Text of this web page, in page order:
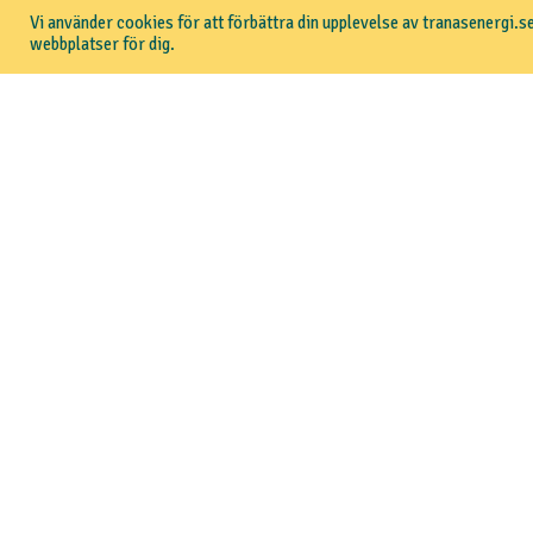
Vi använder cookies för att förbättra din upplevelse av
webbplatser för dig.